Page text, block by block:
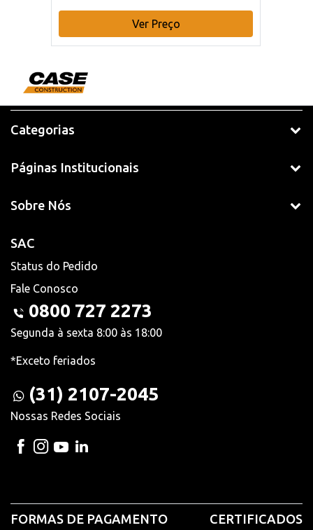
Ver Preço
Categorias
Páginas Institucionais
Sobre Nós
SAC
Status do Pedido
Fale Conosco
0800 727 2273
Segunda à sexta 8:00 às 18:00
*Exceto feriados
(31) 2107-2045
Nossas Redes Sociais
FORMAS DE PAGAMENTO CERTIFICADOS